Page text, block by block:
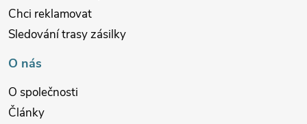
Chci reklamovat
Sledování trasy zásilky
O nás
O společnosti
Články